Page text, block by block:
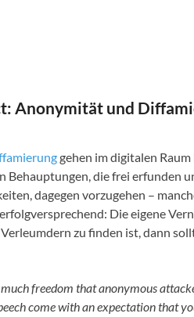
Anonymität und
gehen im digitalen
Behauptungen, die frei erfunden
dagegen vorzugehen –
Die eigene
zu finden ist, dann
freedom that anonymous
come with an expectation that